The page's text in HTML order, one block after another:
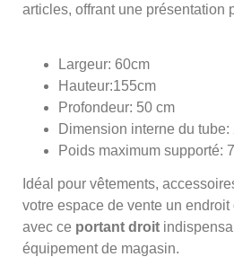
articles, offrant une présentation
Largeur: 60cm
Hauteur:155cm
Profondeur: 50 cm
Dimension interne du tube:
Poids maximum supporté:
Idéal pour vêtements,
votre espace de vente un
avec ce portant droit
équipement de magasin.